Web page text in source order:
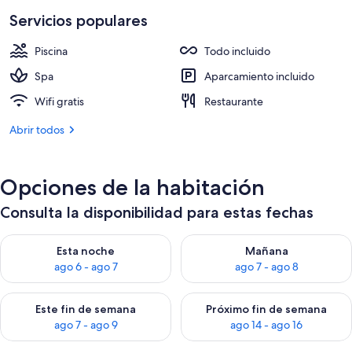
5 restaurantes; se sirven desayunos,
Servicios populares
Piscina
Todo incluido
Spa
Aparcamiento incluido
Wifi gratis
Restaurante
Abrir todos
Opciones de la habitación
Consulta la disponibilidad para estas fechas
Esta noche
ago 6 - ago 7
Consulta la disponibilidad para esta noche, ago 6 - ago 7
Mañana
ago 7 - ago 8
Consulta la disponibilidad
Este fin de semana
ago 7 - ago 9
Consulta la disponibilidad para este fin de semana, ago 7 -
Próximo fin de semana
ago 14 - ago 16
Consulta la disponibilidad